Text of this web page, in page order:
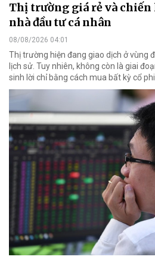
Thị trường giá rẻ và chiến
nhà đầu tư cá nhân
08/08/2026 04:01
Thị trường hiện đang giao dịch ở vùng
lịch sử. Tuy nhiên, không còn là giai
sinh lời chỉ bằng cách mua bất kỳ cổ